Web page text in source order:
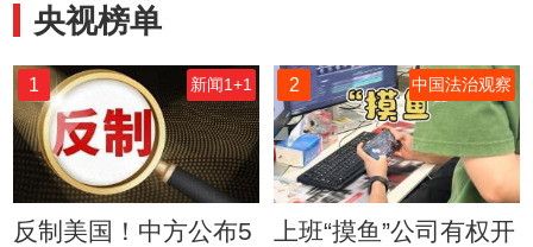
央视榜单
1 新闻1+1
反制美国！中方公布5
2 中国法治观察
上班“摸鱼”公司有权开